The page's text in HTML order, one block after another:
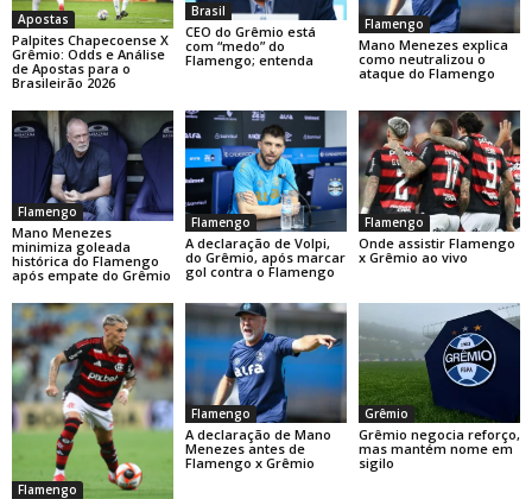
Apostas
Palpites Chapecoense X
Grêmio: Odds e Análise
de Apostas para o
Brasileirão 2026
Brasil
CEO do Grêmio está
com “medo” do
Flamengo; entenda
Flamengo
Mano Menezes explica
como neutralizou o
ataque do Flamengo
Flamengo
Mano Menezes
minimiza goleada
histórica do Flamengo
após empate do Grêmio
Flamengo
A declaração de Volpi,
do Grêmio, após marcar
gol contra o Flamengo
Flamengo
Onde assistir Flamengo
x Grêmio ao vivo
Flamengo
Flamengo
A declaração de Mano
Menezes antes de
Flamengo x Grêmio
Grêmio
Grêmio negocia reforço,
mas mantém nome em
sigilo